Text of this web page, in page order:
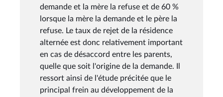
demande et la mère la refuse et de 60 %
lorsque la mère la demande et le père la
refuse. Le taux de rejet de la résidence
alternée est donc relativement important
en cas de désaccord entre les parents,
quelle que soit l'origine de la demande. Il
ressort ainsi de l'étude précitée que le
principal frein au développement de la